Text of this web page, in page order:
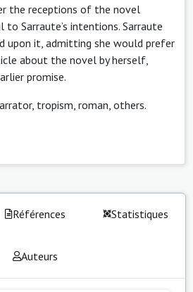
the receptions of the novel
Sarraute’s intentions. Sarraute
upon it, admitting she would prefer
about the novel by herself,
promise.
tropism, roman, others.
Références Statistiques
Auteurs